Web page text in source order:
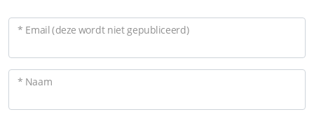
* Email (deze wordt niet gepubliceerd)
* Naam